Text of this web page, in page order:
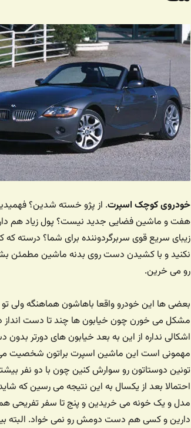
خودروی کوچک اسپرت. از پژو خسته شدین؟
هفت و ماشین فضایی جدید نیست؟ پول زیاد هم
زیبای سریع قوی سربرگردوننده برای شما؟ درسته
نکنید و با کشیدن دست روی بدنه ماشین مطمئن
رو می خرین.
بعضی ها این خودرو واقعا باهاشون هماهنگه ولی
مشکل می خورن چون خیابون ها چند تا دست انداز
اشکالی نداره از این به بعد خیابون های دورتر
مهمونی است این ماشین اسپرت براتون شخصیت می
تونین دوستاتون رو سوارش کنین چون با دو نفر
احتمالا بعد از یکسال به این نتیجه می رسین که
مدل و یک خونه می خریدین و پنج تا سفر تفریحی
دارین و کسی هم دست دومش رو نمی خواد. البته